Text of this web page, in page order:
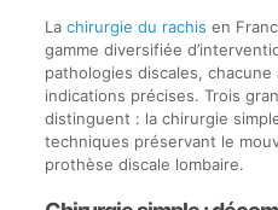
La chirurgie du rachis en
gamme diversifiée
pathologies discales,
indications précises. Trois
distinguent : la chirurgie
techniques préservant le
prothèse discale lombaire.